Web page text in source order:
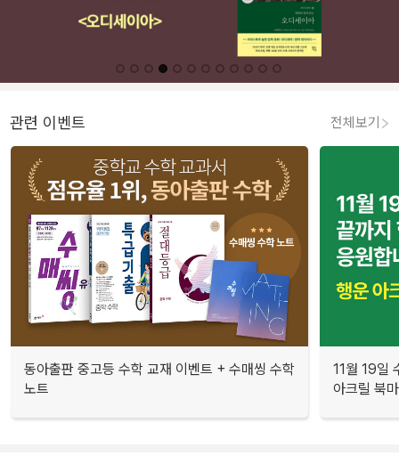
관련 이벤트 전체보기
동아출판 중고등 수학 교재 이벤트 + 수매씽 수학
노트
11월 19일
아크릴 북